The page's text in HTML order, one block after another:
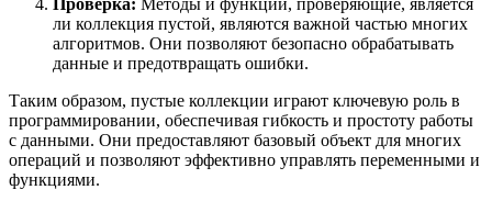
ли коллекция пустой, являются важной частью многих
алгоритмов. Они позволяют безопасно обрабатывать
данные и предотвращать ошибки.
Таким образом, пустые коллекции играют ключевую роль в
программировании, обеспечивая гибкость и простоту работы
с данными. Они предоставляют базовый объект для многих
операций и позволяют эффективно управлять переменными и
функциями.